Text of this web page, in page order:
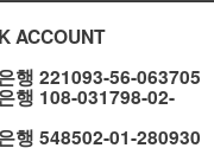
ACCOUNT
행 221093-56-063705
행 108-031798-02-
행 548502-01-280930